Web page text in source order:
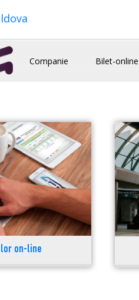
Companie Bilet-online
on-line